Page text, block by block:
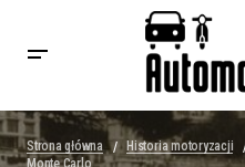
Strona główna Historia motoryzacji
Monte Carlo